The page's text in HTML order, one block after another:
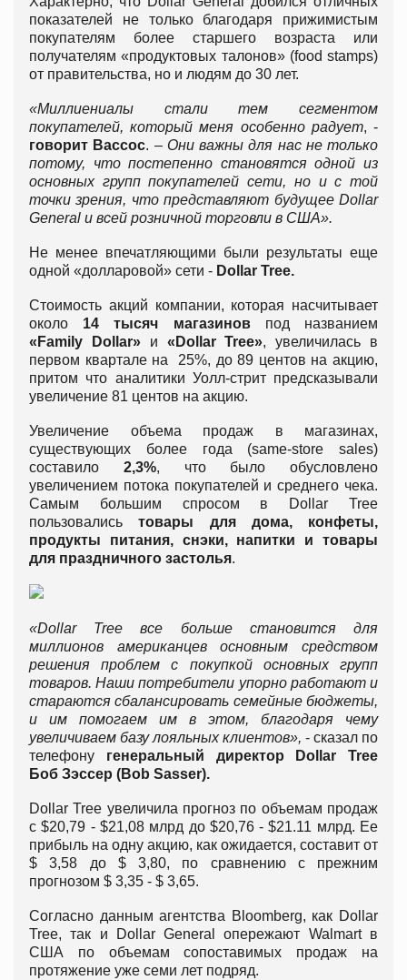
показателей не только благодаря прижимистым
покупателям более старшего возраста или
получателям «продуктовых талонов» (food stamps)
от правительства, но и людям до 30 лет.
«Миллиениалы стали тем сегментом
покупателей, который меня особенно радует, -
говорит Вассос. – Они важны для нас не только
потому, что постепенно становятся одной из
основных групп покупателей сети, но и с той
точки зрения, что представляют будущее Dollar
General и всей розничной торговли в США».
Не менее впечатляющими были результаты еще
одной «долларовой» сети - Dollar Tree.
Стоимость акций компании, которая насчитывает
около 14 тысяч магазиновпод названием
«Family Dollar»и «Dollar Tree», увеличилась в
первом квартале на 25%, до 89 центов на акцию,
притом что аналитики Уолл-стрит предсказывали
увеличение 81 центов на акцию.
Увеличение объема продаж в магазинах,
существующих более года (same-store sales)
составило 2,3%, что было обусловлено
увеличением потока покупателей и среднего чека.
Самым большим спросом в Dollar Tree
пользовалисьтовары для дома, конфеты,
продукты питания, снэки, напитки и товары
для праздничного застолья.
«Dollar Tree все больше становится для
миллионов американцев основным средством
решения проблем с покупкой основных групп
товаров. Наши потребители упорно работают и
стараются сбалансировать семейные бюджеты,
и им помогаем им в этом, благодаря чему
увеличиваем базу лояльных клиентов», - сказал по
телефону генеральный директор Dollar Tree
Боб Зэссер (Bob Sasser).
Dollar Tree увеличила прогноз по объемам продаж
с $20,79 - $21,08 млрд до $20,76 - $21.11 млрд. Ее
прибыль на одну акцию, как ожидается, составит от
$ 3,58 до $ 3,80, по сравнению с прежним
прогнозом $ 3,35 - $ 3,65.
Согласно данным агентства Bloomberg, как Dollar
Tree, так и Dollar General опережают Walmart в
США по объемам сопоставимых продаж на
протяжение уже семи лет подряд.